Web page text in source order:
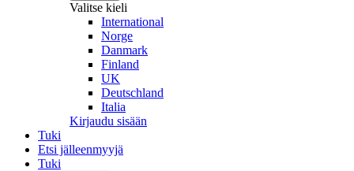
Valitse kieli
International
Norge
Danmark
Finland
UK
Deutschland
Italia
Kirjaudu sisään
Tuki
Etsi jälleenmyyjä
Tuki